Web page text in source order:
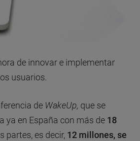
de innovar e implementar
usuarios.
de WakeUp, que se
ya en España con más de 18
partes, es decir,12 millones, se